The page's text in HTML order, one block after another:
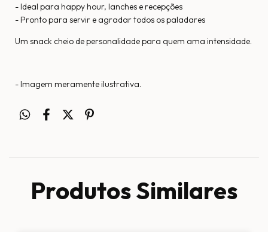
- Ideal para happy hour, lanches e recepções
- Pronto para servir e agradar todos os paladares
Um snack cheio de personalidade para quem ama intensidade.
- Imagem meramente ilustrativa.
Produtos Similares